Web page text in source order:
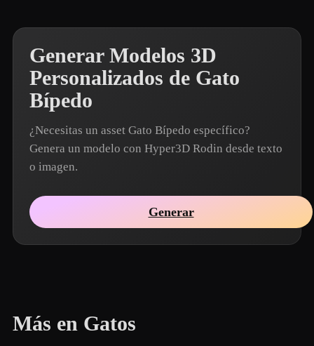
Generar Modelos 3D
Personalizados de Gato
Bípedo
¿Necesitas un asset Gato Bípedo específico?
Genera un modelo con Hyper3D Rodin desde texto
o imagen.
Generar
Más en Gatos